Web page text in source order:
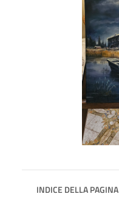
INDICE DELLA PAGINA